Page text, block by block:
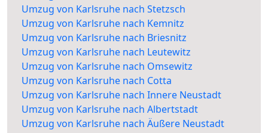
Umzug von Karlsruhe nach Stetzsch
Umzug von Karlsruhe nach Kemnitz
Umzug von Karlsruhe nach Briesnitz
Umzug von Karlsruhe nach Leutewitz
Umzug von Karlsruhe nach Omsewitz
Umzug von Karlsruhe nach Cotta
Umzug von Karlsruhe nach Innere Neustadt
Umzug von Karlsruhe nach Albertstadt
Umzug von Karlsruhe nach Äußere Neustadt